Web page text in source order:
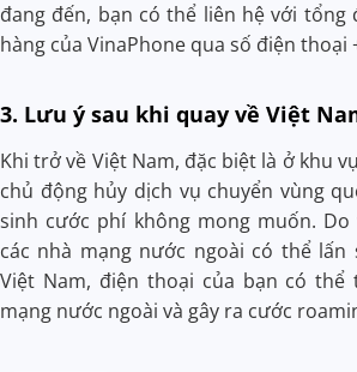
đang đến, bạn có thể liên hệ với tổng
hàng của VinaPhone qua số điện thoại
3. Lưu ý sau khi quay về Việt
Khi trở về Việt Nam, đặc biệt là ở khu
chủ động hủy dịch vụ chuyển vùng
sinh cước phí không mong muốn. Do
các nhà mạng nước ngoài có thể lấn
Việt Nam, điện thoại của bạn có
mạng nước ngoài và gây ra cước